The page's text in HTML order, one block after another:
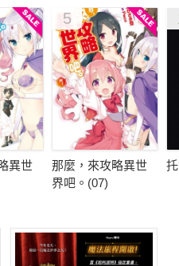
異世
5
那麼，來攻略異世
界吧。(07)